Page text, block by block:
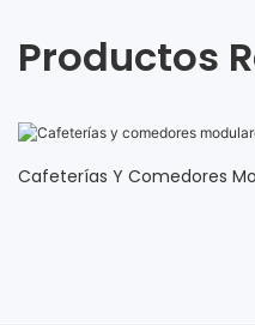
Productos
Cafeterías Y Comedores